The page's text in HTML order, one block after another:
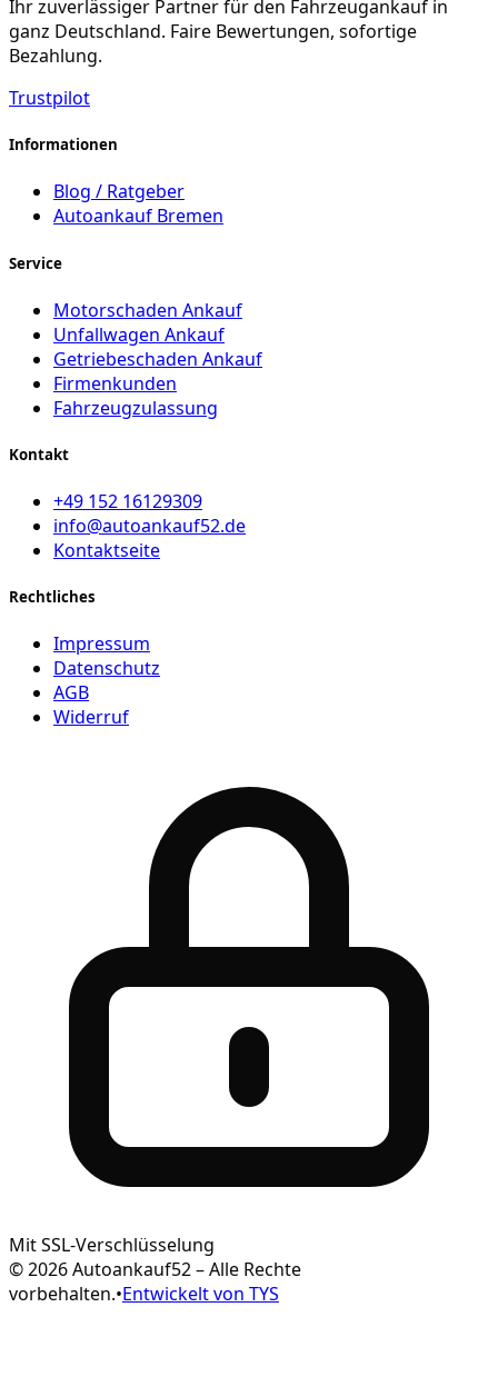
Ihr zuverlässiger Partner für den Fahrzeugankauf in
ganz Deutschland. Faire Bewertungen, sofortige
Bezahlung.
Trustpilot
Informationen
Blog / Ratgeber
Autoankauf Bremen
Service
Motorschaden Ankauf
Unfallwagen Ankauf
Getriebeschaden Ankauf
Firmenkunden
Fahrzeugzulassung
Kontakt
+49 152 16129309
info@autoankauf52.de
Kontaktseite
Rechtliches
Impressum
Datenschutz
AGB
Widerruf
Mit SSL-Verschlüsselung
© 2026 Autoankauf52 – Alle Rechte
vorbehalten.•Entwickelt von TYS